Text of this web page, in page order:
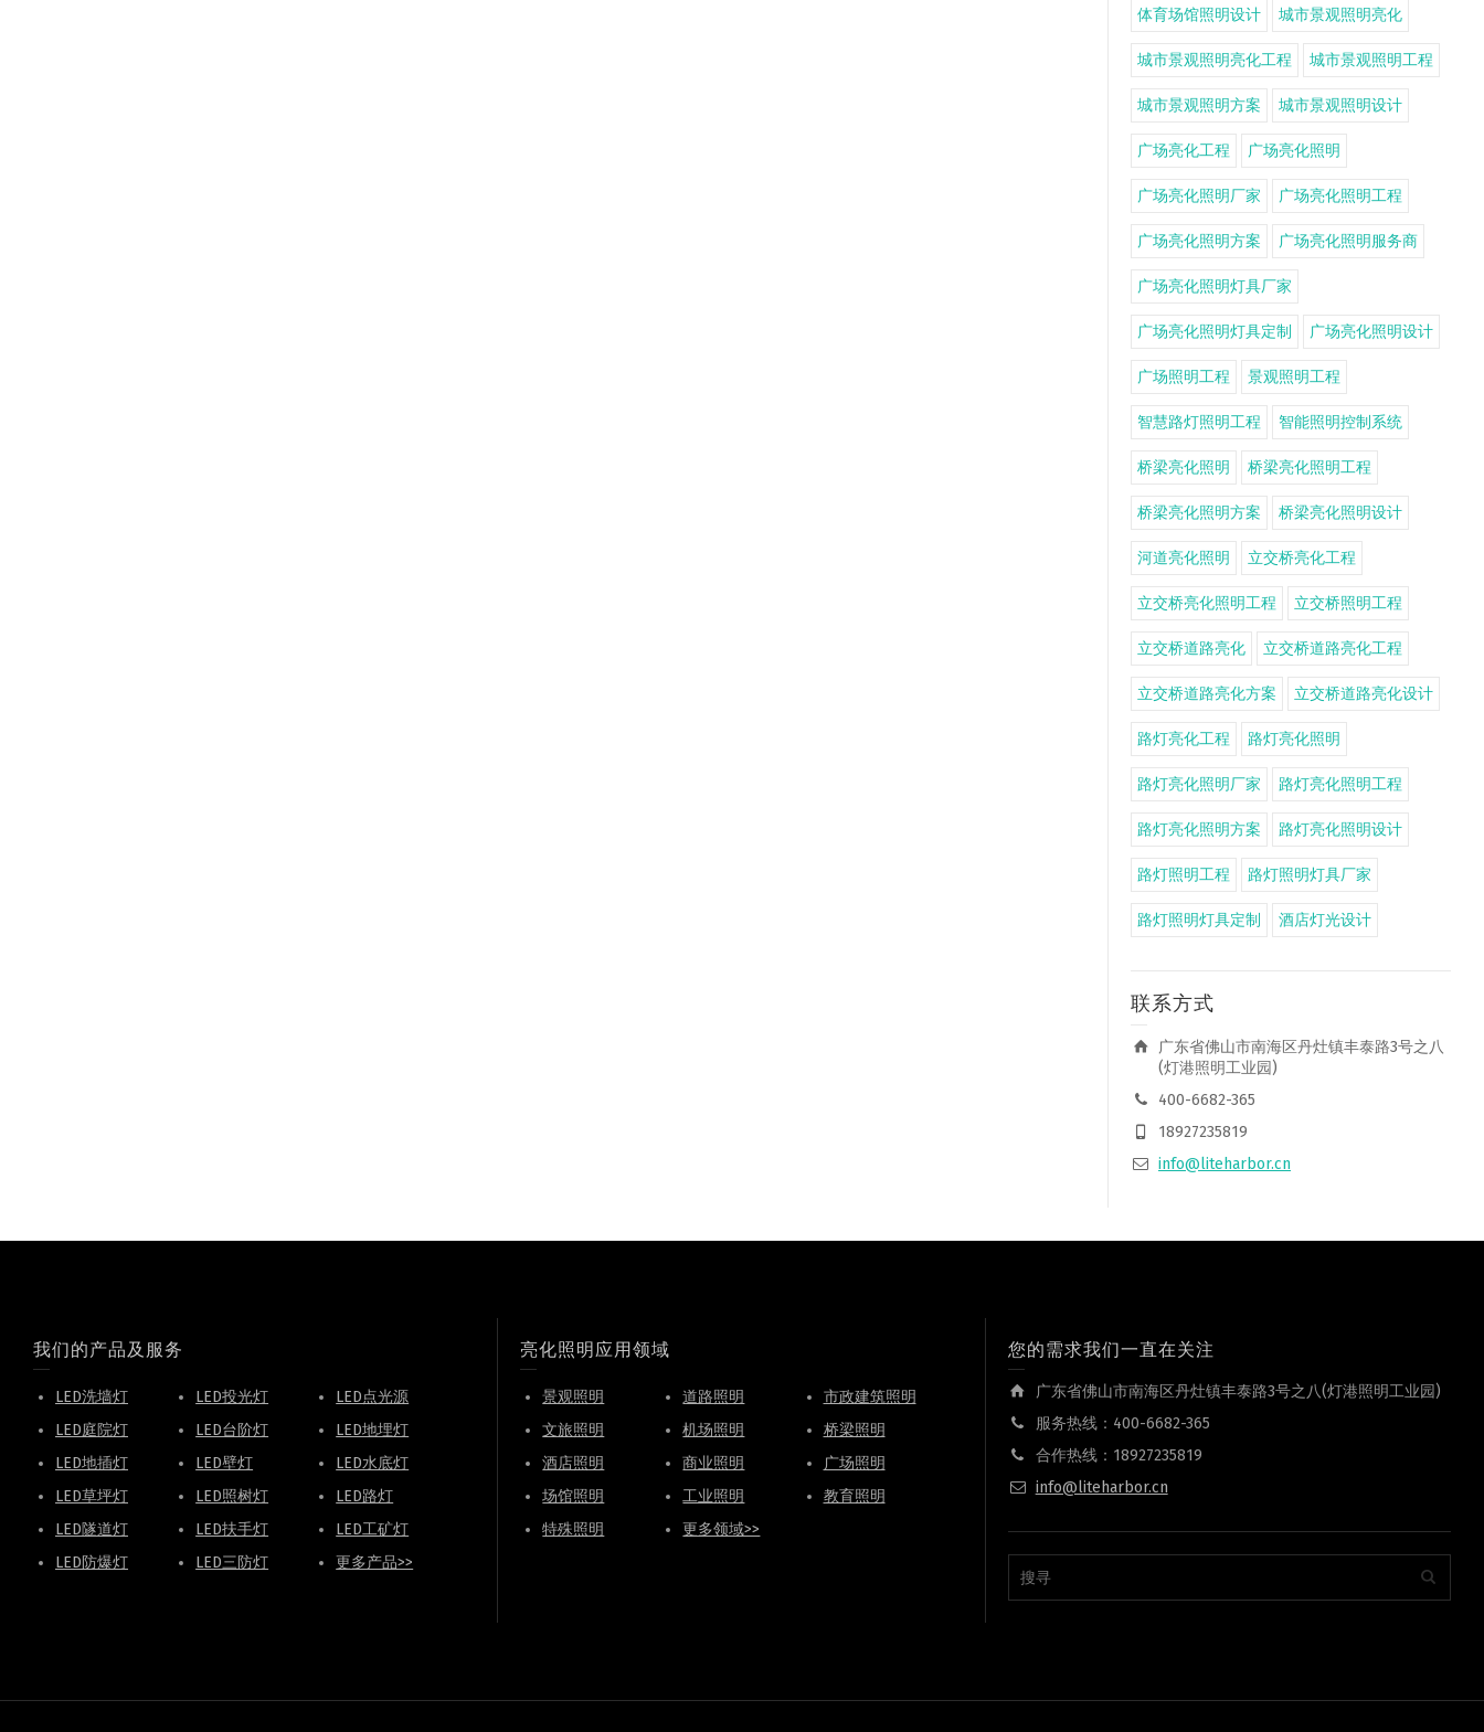
体育场馆照明设计 城市景观照明亮化
城市景观照明亮化工程 城市景观照明工程
城市景观照明方案 城市景观照明设计
广场亮化工程 广场亮化照明
广场亮化照明厂家 广场亮化照明工程
广场亮化照明方案 广场亮化照明服务商
广场亮化照明灯具厂家
广场亮化照明灯具定制 广场亮化照明设计
广场照明工程 景观照明工程
智慧路灯照明工程 智能照明控制系统
桥梁亮化照明 桥梁亮化照明工程
桥梁亮化照明方案 桥梁亮化照明设计
河道亮化照明 立交桥亮化工程
立交桥亮化照明工程 立交桥照明工程
立交桥道路亮化 立交桥道路亮化工程
立交桥道路亮化方案 立交桥道路亮化设计
路灯亮化工程 路灯亮化照明
路灯亮化照明厂家 路灯亮化照明工程
路灯亮化照明方案 路灯亮化照明设计
路灯照明工程 路灯照明灯具厂家
路灯照明灯具定制 酒店灯光设计
联系方式
广东省佛山市南海区丹灶镇丰泰路3号之八
(灯港照明工业园)
400-6682-365
18927235819
info@liteharbor.cn
我们的产品及服务
LED洗墙灯 LED投光灯
LED点光源
LED庭院灯
LED台阶灯
LED地埋灯
LED地插灯
LED壁灯
LED水底灯
LED草坪灯
LED照树灯
LED路灯
LED隧道灯
LED扶手灯
LED工矿灯
LED防爆灯
LED三防灯 更多产品>>
亮化照明应用领域
景观照明 道路照明
市政建筑照明
文旅照明
机场照明
桥梁照明
酒店照明
商业照明
广场照明
场馆照明
工业照明
教育照明
特殊照明
更多领域>>
您的需求我们一直在关注
广东省佛山市南海区丹灶镇丰泰路3号之八(灯港照明工业园)
服务热线：400-6682-365
合作热线：18927235819
info@liteharbor.cn